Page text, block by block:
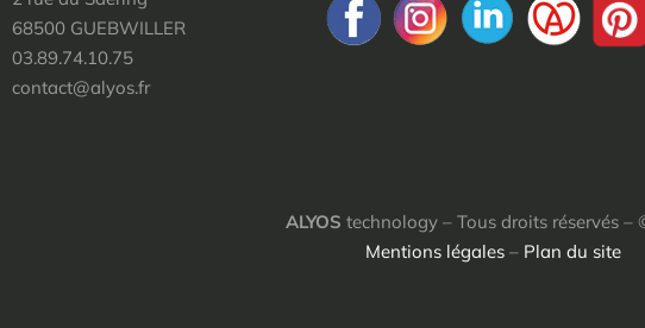
68500 GUEBWILLER
03.89.74.10.75
contact@alyos.fr
ALYOS technology – Tous droits réservés –
Mentions légales– Plan du site